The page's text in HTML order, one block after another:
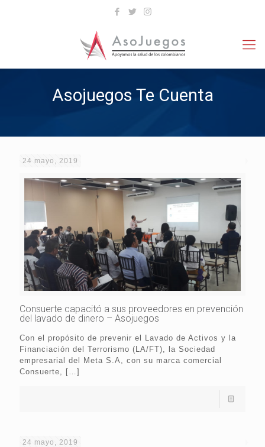
Asojuegos Te Cuenta
24 mayo, 2019
Consuerte capacitó a sus proveedores en prevención
del lavado de dinero – Asojuegos
Con el propósito de prevenir el Lavado de Activos y la
Financiación del Terrorismo (LA/FT), la Sociedad
empresarial del Meta S.A, con su marca comercial
Consuerte,
[…]
24 mayo, 2019